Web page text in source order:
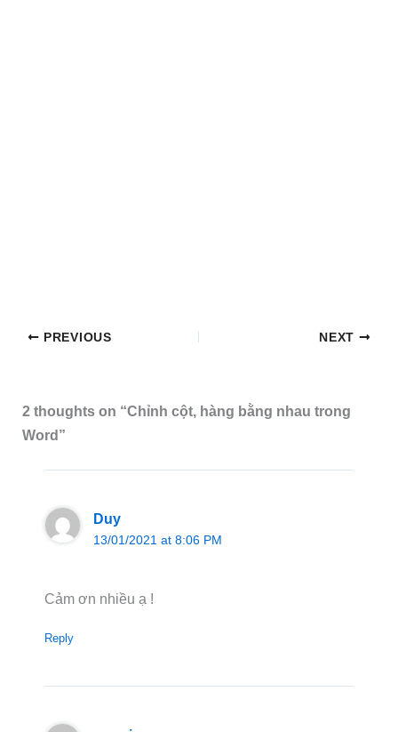
PREVIOUS NEXT
2 thoughts on “Chỉnh cột, hàng bằng nhau trong
Word”
Duy
13/01/2021 at 8:06 PM
Cảm ơn nhiều ạ !
Reply